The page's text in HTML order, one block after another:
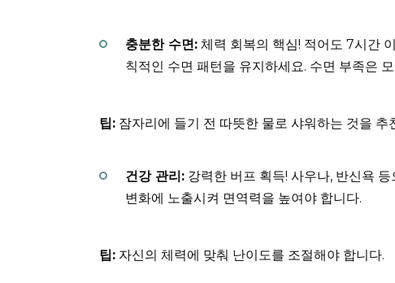
충분한 수면: 체력 회복의 핵심! 적어도 7시간
칙적인 수면 패턴을 유지하세요. 수면 부족은
팁: 잠자리에 들기 전 따뜻한 물로 샤워하는 것을 추
건강 관리: 강력한 버프 획득! 사우나, 반신욕
변화에 노출시켜 면역력을 높여야 합니다.
팁: 자신의 체력에 맞춰 난이도를 조절해야 합니다.